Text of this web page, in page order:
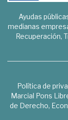
Ayudas
medianas
Recuperación,
Política de
Marcial Pons
de Derecho,